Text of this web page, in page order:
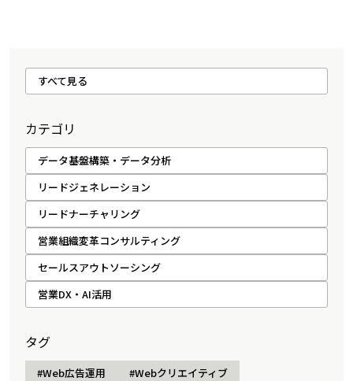
すべて見る
カテゴリ
データ基盤構築・データ分析
リードジェネレーション
リードナーチャリング
営業組織変革コンサルティング
セールスアウトソーシング
営業DX・AI活用
タグ
#Web広告運用
#Webクリエイティブ